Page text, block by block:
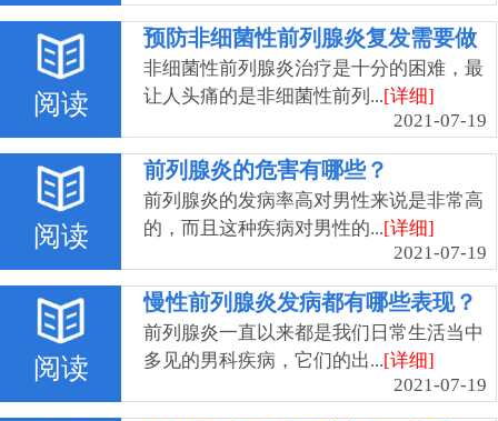
阅读
预防非细菌性前列腺炎复发需要做
到哪些？
非细菌性前列腺炎治疗是十分的困难，最
让人头痛的是非细菌性前列...[详细]
2021-07-19
阅读
前列腺炎的危害有哪些？
前列腺炎的发病率高对男性来说是非常高
的，而且这种疾病对男性的...[详细]
2021-07-19
阅读
慢性前列腺炎发病都有哪些表现？
前列腺炎一直以来都是我们日常生活当中
多见的男科疾病，它们的出...[详细]
2021-07-19